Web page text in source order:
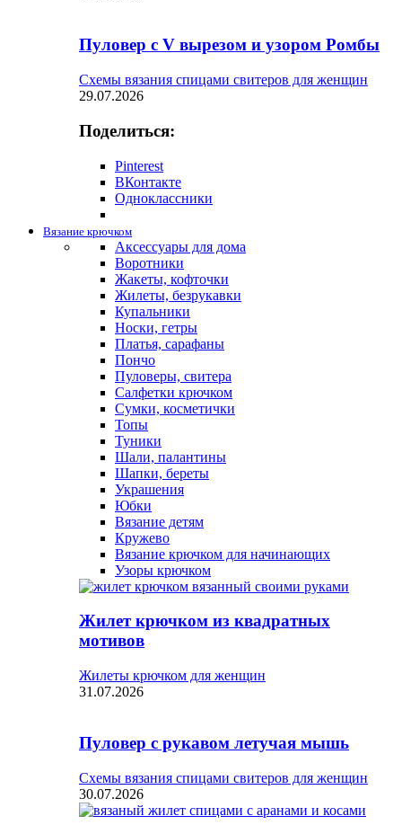
Пуловер с V вырезом и узором Ромбы
Схемы вязания спицами свитеров для женщин
29.07.2026
Поделиться:
Pinterest
ВКонтакте
Одноклассники
Вязание крючком
Аксессуары для дома
Воротники
Жакеты, кофточки
Жилеты, безрукавки
Купальники
Носки, гетры
Платья, сарафаны
Пончо
Пуловеры, свитера
Салфетки крючком
Сумки, косметички
Топы
Туники
Шали, палантины
Шапки, береты
Украшения
Юбки
Вязание детям
Кружево
Вязание крючком для начинающих
Узоры крючком
Жилет крючком из квадратных
мотивов
Жилеты крючком для женщин
31.07.2026
Пуловер с рукавом летучая мышь
Схемы вязания спицами свитеров для женщин
30.07.2026